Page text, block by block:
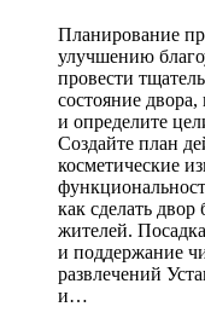
Планирование
улучшению
провести
состояние
и определите
Создайте план
косметические
как сделать
жителей.
и поддержание
развлечений
и…